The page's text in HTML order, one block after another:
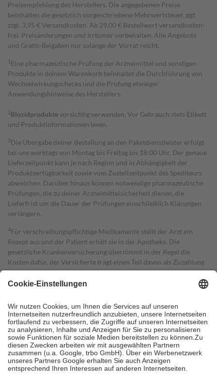
Preisempfehlung des Herstellers. Die angegebenen Preise
beinhalten die gesetzlich vorgeschriebene Mehrwertsteuer, ggf.
zzgl. 3,95 € Versandkosten. Ab 29,00 € Bestell­wert versand­kosten­
frei. Preisänderungen und Irrtümer vorbehalten. Alle Angebote
und Gratis-Beigaben nur solange der Vorrat reicht.
1 Eine pharmazeutische Prüfung der Arzneimittel und sonstigen
Produkte in deinem Warenkorb beinhaltet die Durchführung von
Wechselwirkungschecks und die Prüfung etwaiger
Anwendungshinweise des Herstellers.
2Biozidproduktevorsichtig verwenden. Vor Gebrauch stets Etikett
und Produktinformationen lesen.
3Die Übergabe deiner Bestellung an den Paketdienstleister erfolgt
bei uns werktags von Montag bis Freitag bis 18:00 Uhr. Der genaue
Lieferzeitpunkt kann je nach Region und in Abhängigkeit der
Produktverfügbarkeit sowie vom Zustellzeitpunkt des Spediteurs
abweichen. Darüber hinaus können notwendige pharmazeutische
Prüfungen, die zu deiner Arzneimittelsicherheit dienen, die
Lieferfrist um die Dauer der Prüfungen einschließlich Klärungen
verlängern.
4Für verschreibungspflichtige Medikamente stellt der Arzt ein
Rezept aus und der Patient erhält sie in der Apotheke. Die
gesetzliche Krankenversicherung übernimmt in der Regel die
Kosten dafür, der Versicherte trägt einen Teil davon als Zuzahlung
mit.
Grundsätzlich leisten Mitglieder Zuzahlungen in Höhe von zehn
höchstens zehn Euro.
Es sind jedoch nie mehr als die tatsächlichen
Kosten der Leistung zu entrichten.
Diese Regeln gelten grundsätzlich auch für Online-Apotheken.
Bei Heilmitteln und häuslicher Krankenpflege beträgt die
Zuzahlung zehn Prozent der Kosten sowie zehn Euro je
Verordnung.
Um das Engagement der Versicherten für ihre eigene Gesundheit zu
stärken und die besondere Stellung der Familie zu unterstützen,